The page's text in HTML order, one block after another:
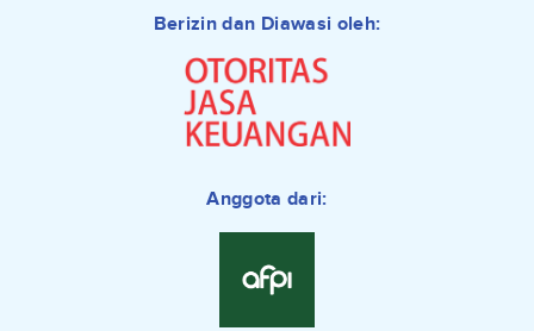
Berizin dan Diawasi oleh:
Anggota dari: